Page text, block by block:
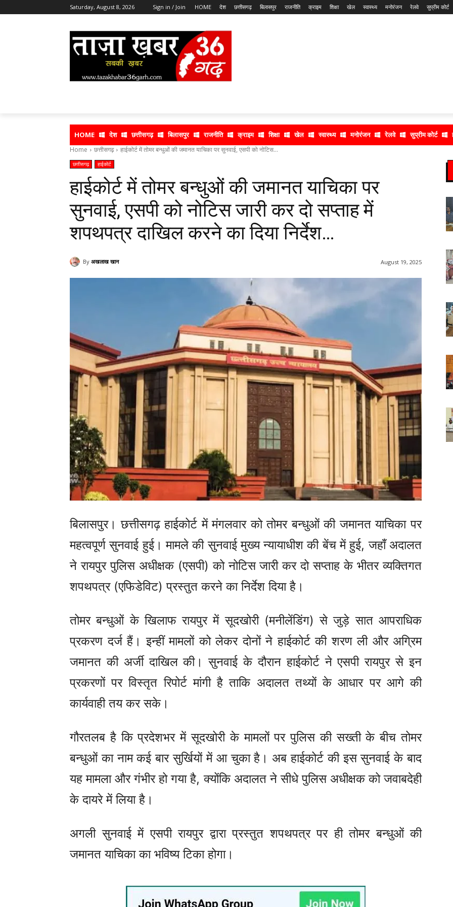
Saturday, August 8, 2026 Sign in / Join HOME देश छत्तीसगढ़ बिलासपुर राजनीति क्राइम शिक्षा खेल स्वास्थ्य मनोरंजन रेलवे सुप्रीम कोर्ट
HOME देश छत्तीसगढ़ बिलासपुर राजनीति क्राइम शिक्षा खेल स्वास्थ्य मनोरंजन रेलवे सुप्रीम कोर्ट
Home छत्तीसगढ़ हाईकोर्ट में तोमर बन्धुओं की जमानत याचिका पर सुनवाई, एसपी को नोटिस...
छत्तीसगढ़ हाईकोर्ट
हाईकोर्ट में तोमर बन्धुओं की जमानत याचिका पर
सुनवाई, एसपी को नोटिस जारी कर दो सप्ताह में
शपथपत्र दाखिल करने का दिया निर्देश…
By अखलाख खान August 19, 2025
बिलासपुर। छत्तीसगढ़ हाईकोर्ट में मंगलवार को तोमर बन्धुओं की जमानत याचिका पर
महत्वपूर्ण सुनवाई हुई। मामले की सुनवाई मुख्य न्यायाधीश की बेंच में हुई, जहाँ अदालत
ने रायपुर पुलिस अधीक्षक (एसपी) को नोटिस जारी कर दो सप्ताह के भीतर व्यक्तिगत
शपथपत्र (एफिडेविट) प्रस्तुत करने का निर्देश दिया है।
तोमर बन्धुओं के खिलाफ रायपुर में सूदखोरी (मनीलेंडिंग) से जुड़े सात आपराधिक
प्रकरण दर्ज हैं। इन्हीं मामलों को लेकर दोनों ने हाईकोर्ट की शरण ली और अग्रिम
जमानत की अर्जी दाखिल की। सुनवाई के दौरान हाईकोर्ट ने एसपी रायपुर से इन
प्रकरणों पर विस्तृत रिपोर्ट मांगी है ताकि अदालत तथ्यों के आधार पर आगे की
कार्यवाही तय कर सके।
गौरतलब है कि प्रदेशभर में सूदखोरी के मामलों पर पुलिस की सख्ती के बीच तोमर
बन्धुओं का नाम कई बार सुर्खियों में आ चुका है। अब हाईकोर्ट की इस सुनवाई के बाद
यह मामला और गंभीर हो गया है, क्योंकि अदालत ने सीधे पुलिस अधीक्षक को जवाबदेही
के दायरे में लिया है।
अगली सुनवाई में एसपी रायपुर द्वारा प्रस्तुत शपथपत्र पर ही तोमर बन्धुओं की
जमानत याचिका का भविष्य टिका होगा।